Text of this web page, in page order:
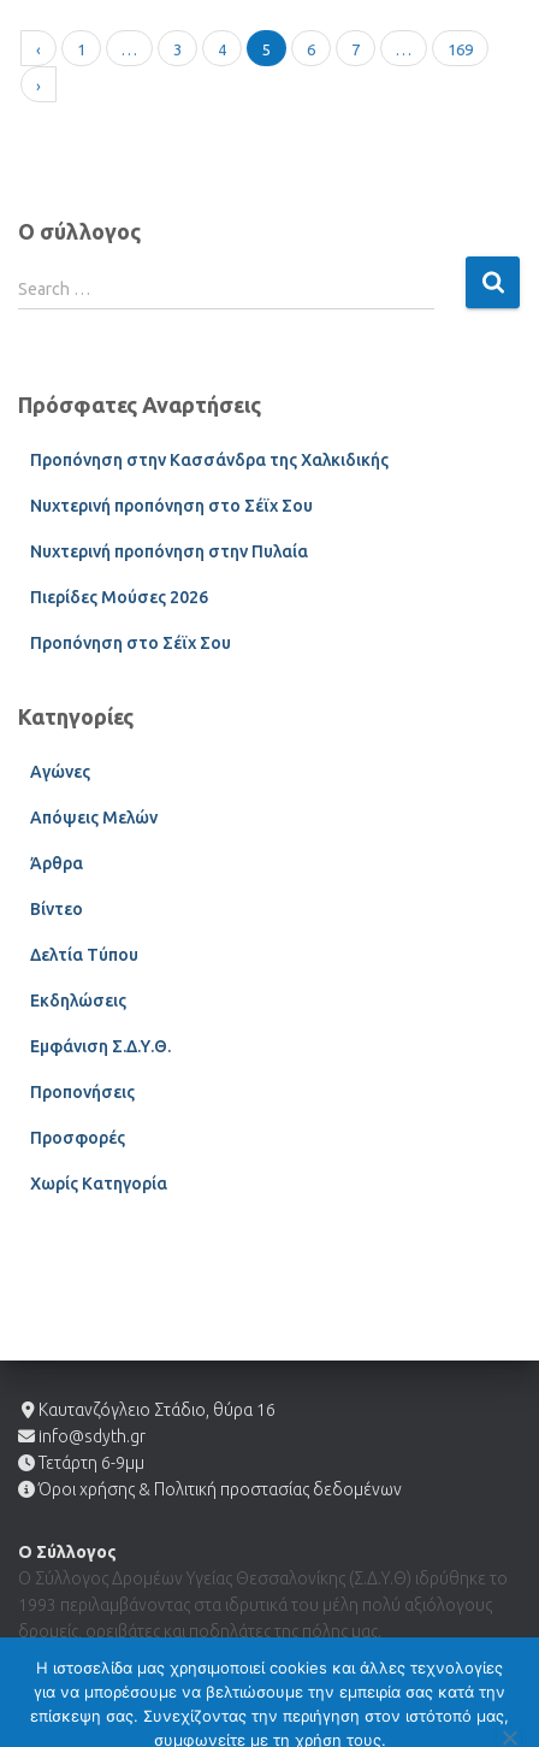
‹ 1 … 3 4 5 6 7 … 169
›
Ο σύλλογος
Search …
Πρόσφατες Αναρτήσεις
Προπόνηση στην Κασσάνδρα της Χαλκιδικής
Νυχτερινή προπόνηση στο Σέϊχ Σου
Νυχτερινή προπόνηση στην Πυλαία
Πιερίδες Μούσες 2026
Προπόνηση στο Σέϊχ Σου
Κατηγορίες
Αγώνες
Απόψεις Μελών
Άρθρα
Βίντεο
Δελτία Τύπου
Εκδηλώσεις
Εμφάνιση Σ.Δ.Υ.Θ.
Προπονήσεις
Προσφορές
Χωρίς Κατηγορία
Καυτανζόγλειο Στάδιο, θύρα 16
info@sdyth.gr
Τετάρτη 6-9μμ
Όροι χρήσης & Πολιτική προστασίας δεδομένων
Ο Σύλλογος
Ο Σύλλογος Δρομέων Υγείας Θεσσαλονίκης (Σ.Δ.Υ.Θ) ιδρύθηκε το
1993 περιλαμβάνοντας στα ιδρυτικά του μέλη πολύ αξιόλογους
δρομείς, ορειβάτες και ποδηλάτες της πόλης μας.
Search …
Η ιστοσελίδα μας χρησιμοποιεί cookies και άλλες τεχνολογίες
για να μπορέσουμε να βελτιώσουμε την εμπειρία σας κατά την
επίσκεψη σας. Συνεχίζοντας την περιήγηση στον ιστότοπό μας,
συμφωνείτε με τη χρήση τους.